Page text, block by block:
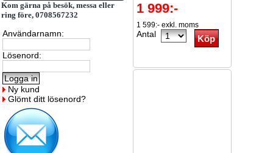
Kom gärna på besök, messa eller
ring före, 0708567232
Användarnamn:
Lösenord:
Ny kund
Glömt ditt lösenord?
1 999:-
1 599:- exkl. moms
Antal